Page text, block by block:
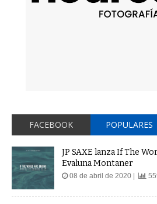
FACEBOOK POPULARES
JP SAXE lanza If The
Evaluna Montaner
08 de abril de 2020 |